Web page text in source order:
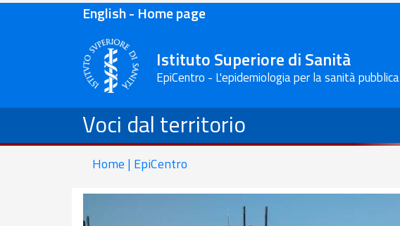
English - Home page
Istituto Superiore di Sanità
EpiCentro - L'epidemiologia per la sanità pubblica
Voci dal territorio
Home | EpiCentro